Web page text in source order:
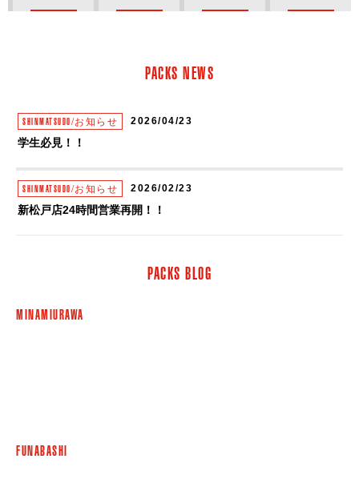
PACKS NEWS
SHINMATSUDO/お知らせ 2026/04/23
学生必見！！
SHINMATSUDO/お知らせ 2026/02/23
新松戸店24時間営業再開！！
SHINMATSUDO/お知らせ
【会員証アプリシステムメンテナンスのお知らせ】
PACKS BLOG
MINAMIURAWA
FUNABASHI